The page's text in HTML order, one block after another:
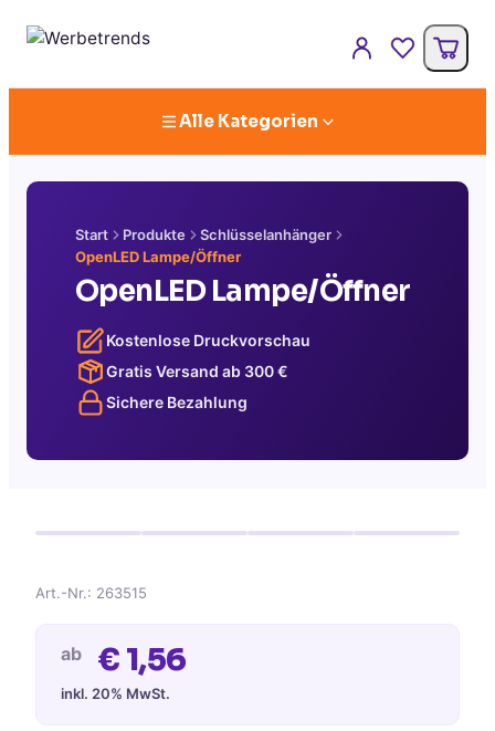
Alle Kategorien
Start Produkte
Schlüsselanhänger
OpenLED Lampe/Öffner
OpenLED Lampe/Öffner
Kostenlose Druckvorschau
Gratis Versand ab 300€
Sichere Bezahlung
Art.-Nr.: 263515
ab € 1,56
inkl. 20% MwSt.